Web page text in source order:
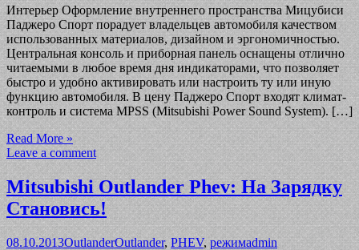
Интерьер Оформление внутреннего пространства Мицубиси
Паджеро Спорт порадует владельцев автомобиля качеством
использованных материалов, дизайном и эргономичностью.
Центральная консоль и приборная панель оснащены отлично
читаемыми в любое время дня индикаторами, что позволяет
быстро и удобно активировать или настроить ту или иную
функцию автомобиля. В цену Паджеро Спорт входят климат-
контроль и система MPSS (Mitsubishi Power Sound System). […]
Read More »
Leave a comment
Mitsubishi Outlander Phev: На Зарядку
Становись!
08.10.2013OutlanderOutlander,PHEV, режимadmin